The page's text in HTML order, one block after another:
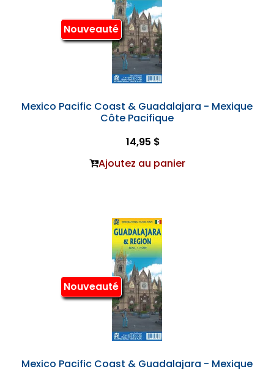
Nouveauté
Mexico Pacific Coast & Guadalajara - Mexique
Côte Pacifique
14,95 $
Ajoutez au panier
Nouveauté
Mexico Pacific Coast & Guadalajara - Mexique